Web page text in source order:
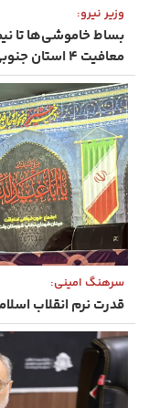
وزیر نیرو:
بساط خاموشی‌ها تا
معافیت ۴ استان جنوبی از قطعی برق
سرهنگ امینی:
قدرت نرم انقلاب